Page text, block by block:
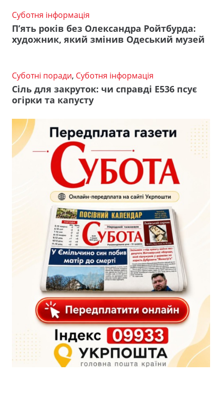
Суботня інформація
П’ять років без Олександра Ройтбурда:
художник, який змінив Одеський музей
Суботні поради, Суботня інформація
Сіль для закруток: чи справді Е536 псує
огірки та капусту